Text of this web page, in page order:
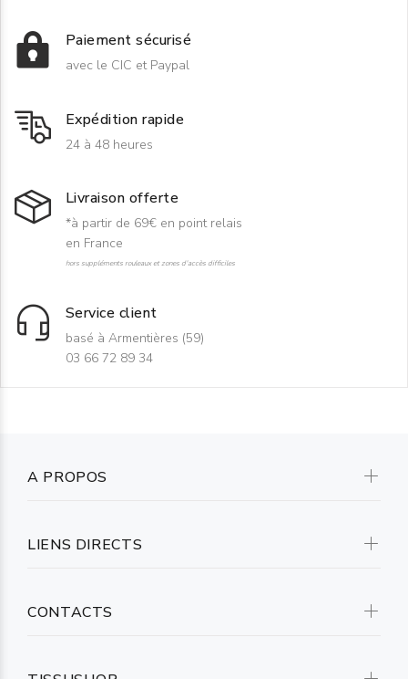
Paiement sécurisé
avec le CIC et Paypal
Expédition rapide
24 à 48 heures
Livraison offerte
*à partir de 69€ en point relais
en France
hors suppléments rouleaux et zones d'accès difficiles
Service client
basé à Armentières (59)
03 66 72 89 34
A PROPOS
LIENS DIRECTS
CONTACTS